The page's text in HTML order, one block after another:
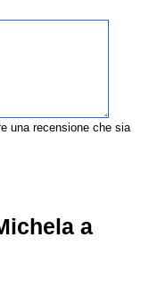
una recensione che sia
a